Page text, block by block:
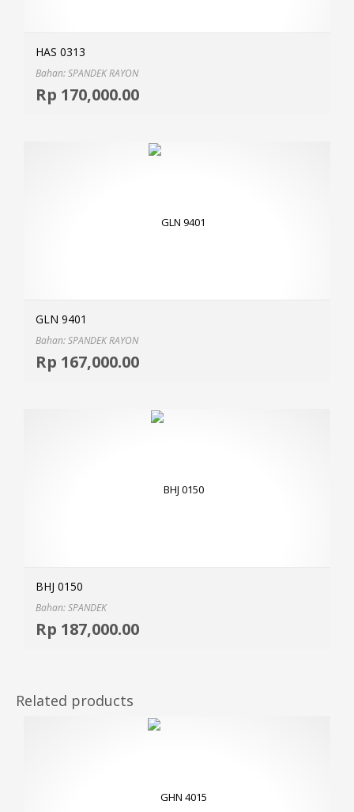
HAS 0313
Bahan: SPANDEK RAYON
Rp 170,000.00
GLN 9401
Bahan: SPANDEK RAYON
Rp 167,000.00
BHJ 0150
Bahan: SPANDEK
Rp 187,000.00
Related products